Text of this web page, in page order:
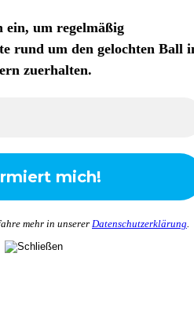
ein, um regelmäßig
rund um den gelochten Ball
zuerhalten.
mehr in unserer Datenschutzerklärung.